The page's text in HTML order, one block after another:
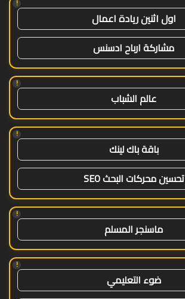
!
اول اثنين ريادة اعمال
مشاركة ارباح ادسنس
!
عالم الشباب
!
باقة باك لينك
تحسين محركات البحث SEO
!
ماسنجر المسلم
!
ضوء التعليمي